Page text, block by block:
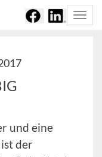
und eine
der